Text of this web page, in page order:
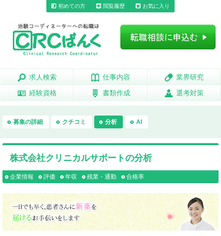
初めての方 閲覧履歴 お気に入り
求人検索
求人検索 仕事内容
仕事内容 業界研究
業界研究
経験資格
経験資格 書類作成
書類作成 選考対策
選考対策
募集の詳細 クチコミ 分析 AI
株式会社クリニカルサポートの分析
企業情報 評価 年収 残業・通勤 合格率